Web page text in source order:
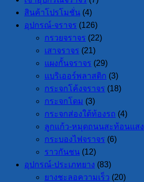
สินค้าโปรโมชั่น (4)
อุปกรณ์-จราจร (126)
กรวยจราจร (22)
เสาจราจร (21)
แผงกั้นจราจร (29)
แบริเออร์พลาสติก (3)
กระจกโค้งจราจร (18)
กระจกโดม (3)
กระจกส่องใต้ท้องรถ (4)
ลูกแก้ว-หมุดถนนสะท้อนแสง
กระบองไฟจราจร (6)
ราวกันชน (12)
อุปกรณ์-ประเภทยาง (83)
ยางชะลอความเร็ว (20)